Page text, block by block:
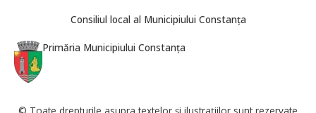
Consiliul local al Municipiului Constanța
Primăria Municipiului Constanța
© Toate drepturile asupra textelor și ilustrațiilor sunt rezervate